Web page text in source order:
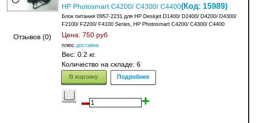
Отзывов (0)
HP Photosmart C4200/ C4300/ C4400(Код: 15989)
Блок питания 0957-2231 для HP Deskjet D1400/ D2400/ D4200/ D4300/
F2100/ F2200/ F4100 Series, HP Photosmart C4200/ C4300/ C4400
Цена: 750 руб
плюс доставка
Вес: 0.2 кг.
Количество на складе: 6
В корзину Подробнее